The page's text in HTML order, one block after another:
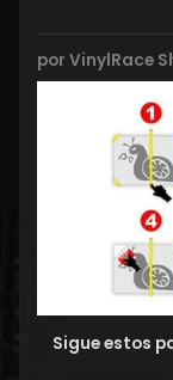
por VinylRace
Sigue estos